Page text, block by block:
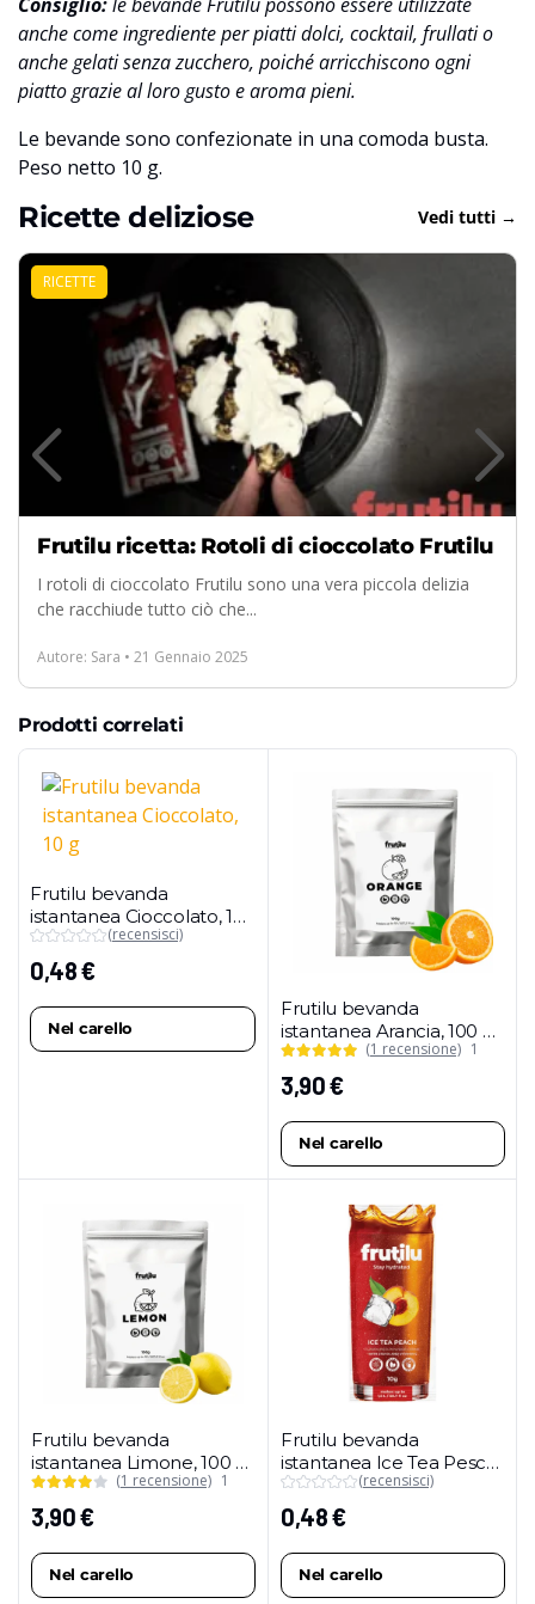
anche come ingrediente per piatti dolci, cocktail, frullati o
anche gelati senza zucchero, poiché arricchiscono ogni
piatto grazie al loro gusto e aroma pieni.
Le bevande sono confezionate in una comoda busta.
Peso netto 10 g.
Ricette deliziose Vedi tutti →
RICETTE
Frutilu ricetta: Rotoli di cioccolato Frutilu
I rotoli di cioccolato Frutilu sono una vera piccola delizia
che racchiude tutto ciò che...
Autore: Sara • 21 Gennaio 2025
Prodotti correlati
Frutilu bevanda
istantanea Cioccolato, 10
g
(recensisci)
0,48€
Nel carello
Frutilu bevanda
istantanea Arancia, 100 g
(confezione maxi)
(1 recensione) 1
3,90€
Nel carello
Frutilu bevanda
istantanea Limone, 100 g
(confezione maxi)
(1 recensione) 1
3,90€
Nel carello
Frutilu bevanda
istantanea Ice Tea Pesca,
10 g
(recensisci)
0,48€
Nel carello